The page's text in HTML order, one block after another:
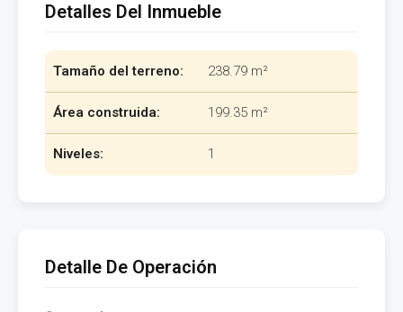
Detalles Del Inmueble
Tamaño del terreno: 238.79 m²
Área construida: 199.35 m²
Niveles: 1
Detalle De Operación